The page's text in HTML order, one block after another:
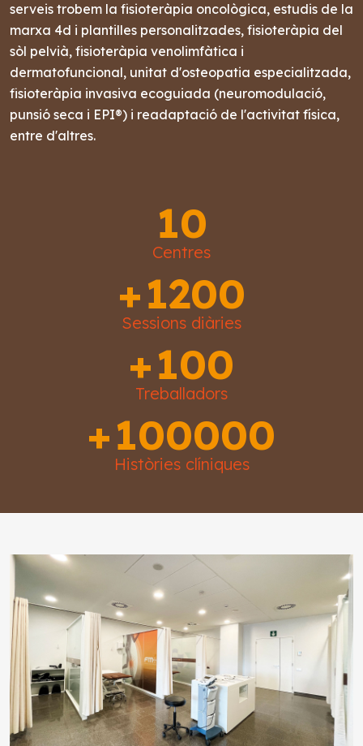
serveis trobem la fisioteràpia oncològica, estudis de la
marxa 4d i plantilles personalitzades, fisioteràpia del
sòl pelvià, fisioteràpia venolimfàtica i
dermatofuncional, unitat d'osteopatia especialitzada,
fisioteràpia invasiva ecoguiada (neuromodulació,
punsió seca i EPI®) i readaptació de l'activitat física,
entre d'altres.
10
Centres
+1200
Sessions diàries
+100
Treballadors
+100000
Històries clíniques